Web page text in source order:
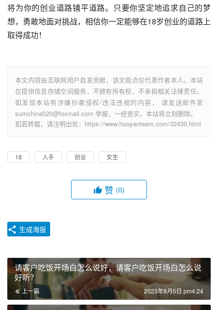
将为你的创业道路铺平道路。只要你坚定地追求自己的梦
想，勇敢地面对挑战，相信你一定能够在18岁创业的道路上
取得成功！
本文内容由互联网用户自发贡献，该文观点仅代表作者本人。本站
仅提供信息存储空间服务，不拥有所有权，不承担相关法律责任。
如发现本站有涉嫌抄袭侵权/违法违规的内容， 请发送邮件至
sumchina520@foxmail.com 举报，一经查实，本站将立刻删除。
如若转载，请注明出处：https://www.huoyanteam.com/32439.html
18 入手 创业 女生
赞 (0)
生成海报
请客户吃饭开场白怎么说好，请客户吃饭开场白怎么说
好听？
上一篇 2023年8月5日 pm4:24